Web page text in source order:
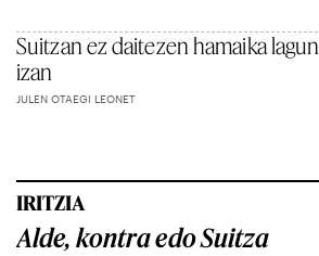
Suitzan ez daitezen hamaika lagun
izan
JULEN OTAEGI LEONET
IRITZIA
Alde, kontra edo Suitza